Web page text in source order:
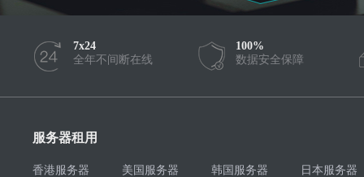
7x24
全年不间断在线
100%
数据安全保障
服务器租用
香港服务器 美国服务器 韩国服务器 日本服务器